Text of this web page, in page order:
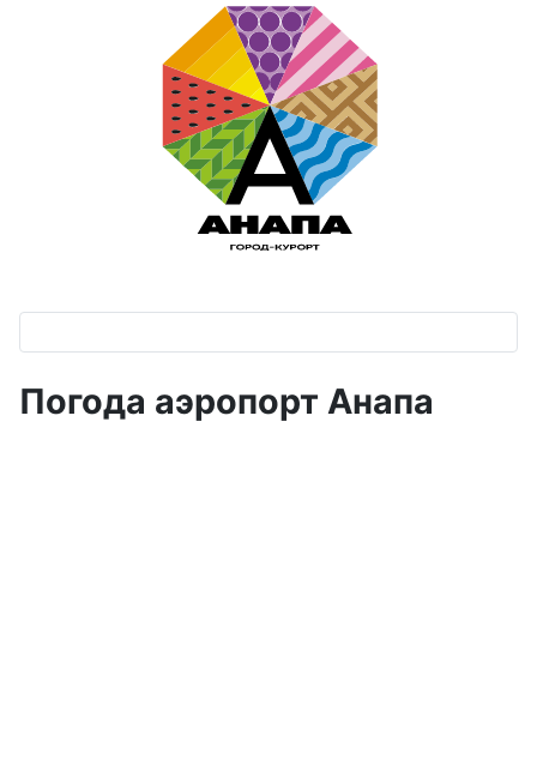
Погода аэропорт Анапа